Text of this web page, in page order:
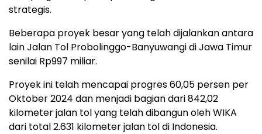
strategis.
Beberapa proyek besar yang telah dijalankan antara
lain Jalan Tol Probolinggo-Banyuwangi di Jawa Timur
senilai Rp997 miliar.
Proyek ini telah mencapai progres 60,05 persen per
Oktober 2024 dan menjadi bagian dari 842,02
kilometer jalan tol yang telah dibangun oleh WIKA
dari total 2.631 kilometer jalan tol di Indonesia.